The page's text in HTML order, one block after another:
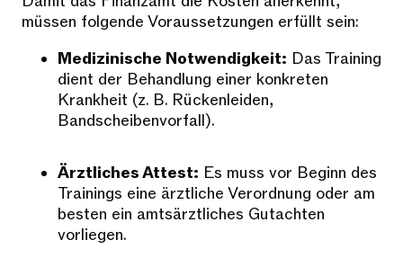
müssen folgende Voraussetzungen erfüllt sein:
Medizinische Notwendigkeit: Das Training
dient der Behandlung einer konkreten
Krankheit (z. B. Rückenleiden,
Bandscheibenvorfall).
Ärztliches Attest: Es muss vor Beginn des
Trainings eine ärztliche Verordnung oder am
besten ein amtsärztliches Gutachten
vorliegen.